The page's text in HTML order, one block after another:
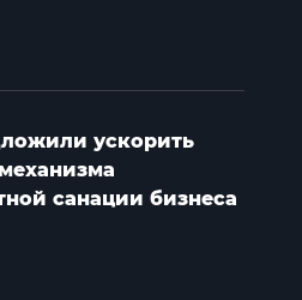
ускорить
санации бизнеса